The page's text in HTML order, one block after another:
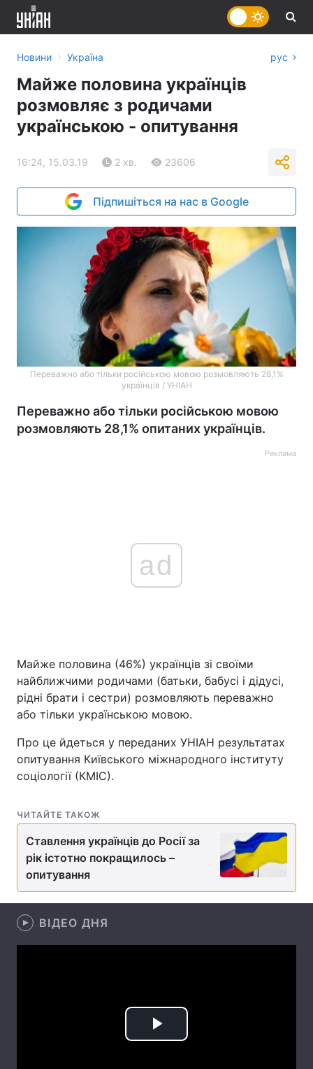
Головна Війна
Україна Політика
Економіка Світ
Спорт
Техно і зв'язок
Зброя Інциденти
Здоров'я
Цікавинки Погода
Екологія
Статті
Думки
Новини › Україна рус
Майже половина українців
розмовляє з родичами
українською - опитування
16:24, 15.03.19 2 хв. 23606
Підпишіться на нас в Google
Переважно або тільки російською мовою розмовляють 28,1%
українців / УНІАН
Переважно або тільки російською мовою
розмовляють 28,1% опитаних українців.
Реклама
ad
Майже половина (46%) українців зі своїми
найближчими родичами (батьки, бабусі і дідусі,
рідні брати і сестри) розмовляють переважно
або тільки українською мовою.
Про це йдеться у переданих УНІАН результатах
опитування Київського міжнародного інституту
соціології (КМІС).
ЧИТАЙТЕ ТАКОЖ
Ставлення українців до Росії за
рік істотно покращилось –
опитування
ВІДЕО ДНЯ
Play